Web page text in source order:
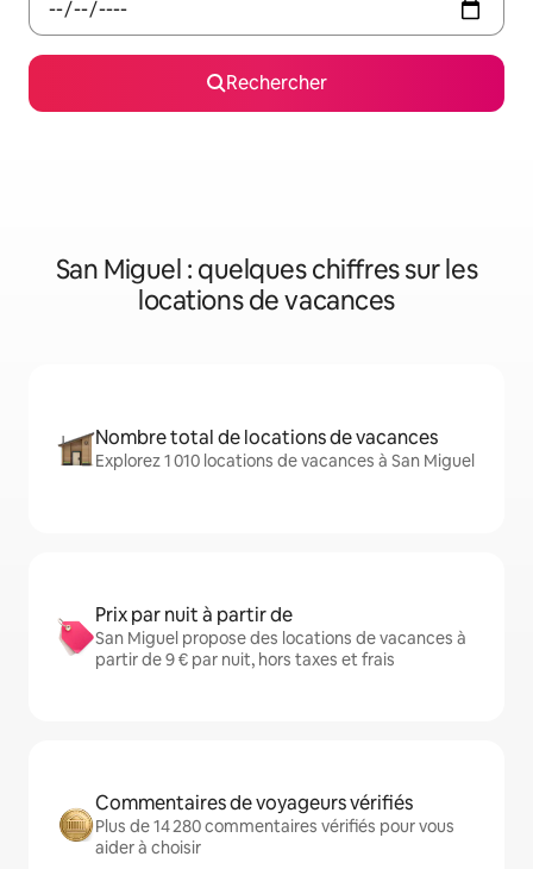
Rechercher
San Miguel : quelques chiffres sur les
locations de vacances
Nombre total de locations de vacances
Explorez 1 010 locations de vacances à San Miguel
Prix par nuit à partir de
San Miguel propose des locations de vacances à
partir de 9 € par nuit, hors taxes et frais
Commentaires de voyageurs vérifiés
Plus de 14 280 commentaires vérifiés pour vous
aider à choisir